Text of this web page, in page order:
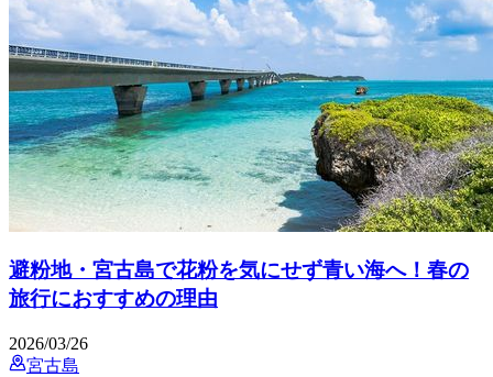
避粉地・宮古島で花粉を気にせず青い海へ！春の
旅行におすすめの理由
2026/03/26
宮古島